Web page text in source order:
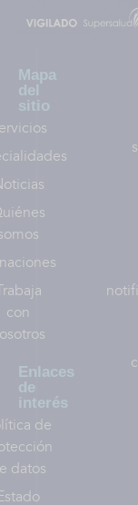
Mapa
del
sitio
con
Enlaces
de
interés
de
datos